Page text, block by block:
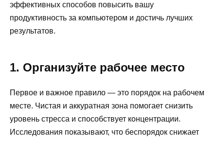
эффективных способов повысить вашу
продуктивность за компьютером и достичь лучших
результатов.
1. Организуйте рабочее место
Первое и важное правило — это порядок на рабочем
месте. Чистая и аккуратная зона помогает снизить
уровень стресса и способствует концентрации.
Исследования показывают, что беспорядок снижает